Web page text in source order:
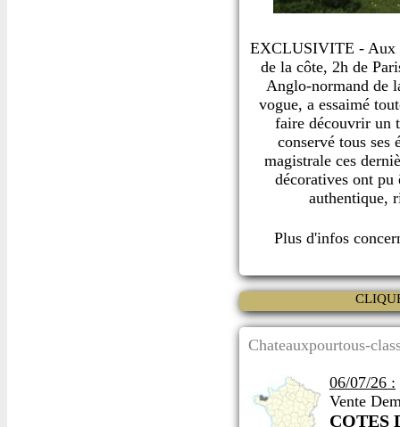
EXCLUSIVITE - Aux
de la côte, 2h de
Anglo-normand de
vogue, a essaimé
faire découvrir un
conservé tous ses
magistrale ces
décoratives ont pu
authentique,
Plus d'infos
Chateauxpourtous-
06/07/26 :
Vente
COTES